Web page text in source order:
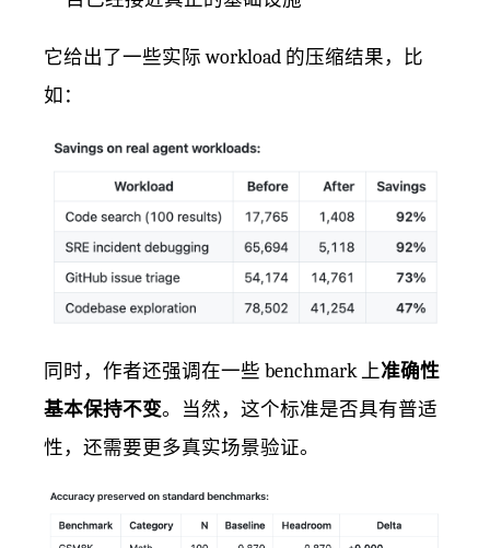
它给出了一些实际 workload 的压缩结果，比
如：
同时，作者还强调在一些 benchmark 上准确性
基本保持不变。当然，这个标准是否具有普适
性，还需要更多真实场景验证。